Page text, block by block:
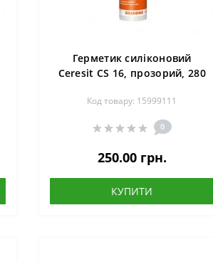
Герметик силіконовий
Ceresit CS 16, прозорий, 280
Код товару: 15999111
0
250.00 грн.
КУПИТИ